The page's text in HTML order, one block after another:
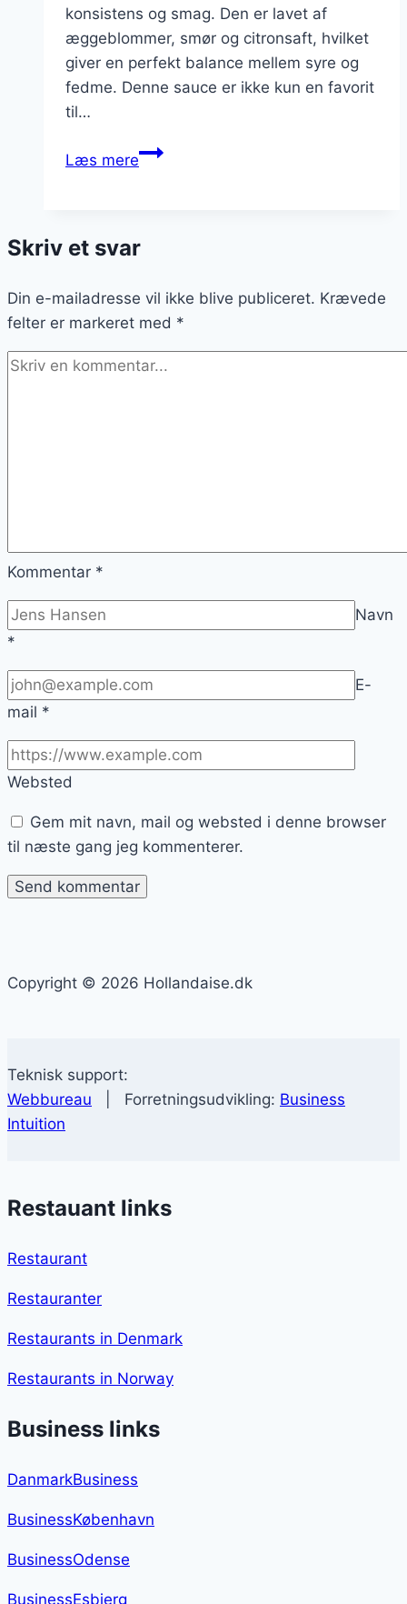
konsistens og smag. Den er lavet af
æggeblommer, smør og citronsaft, hvilket
giver en perfekt balance mellem syre og
fedme. Denne sauce er ikke kun en favorit
til…
Læs mereHollandaise
asparges
Skriv et svar
Din e-mailadresse vil ikke blive publiceret. Krævede
felter er markeret med *
Kommentar *
Navn
*
E-
mail *
Websted
Gem mit navn, mail og websted i denne browser
til næste gang jeg kommenterer.
Copyright © 2026 Hollandaise.dk
Teknisk support:
Webbureau | Forretningsudvikling: Business
Intuition
Restauant links
Restaurant
Restauranter
Restaurants in Denmark
Restaurants in Norway
Business links
DanmarkBusiness
BusinessKøbenhavn
BusinessOdense
BusinessEsbjerg